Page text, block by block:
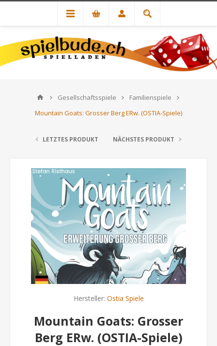
Gesellschaftsspiele
Familienspiele
Mountain Goats: Grosser Berg ERw. (OSTIA-Spiele)
LETZTES PRODUKT NÄCHSTES PRODUKT
Hersteller: Ostia Spiele
Mountain Goats: Grosser
Berg ERw. (OSTIA-Spiele)